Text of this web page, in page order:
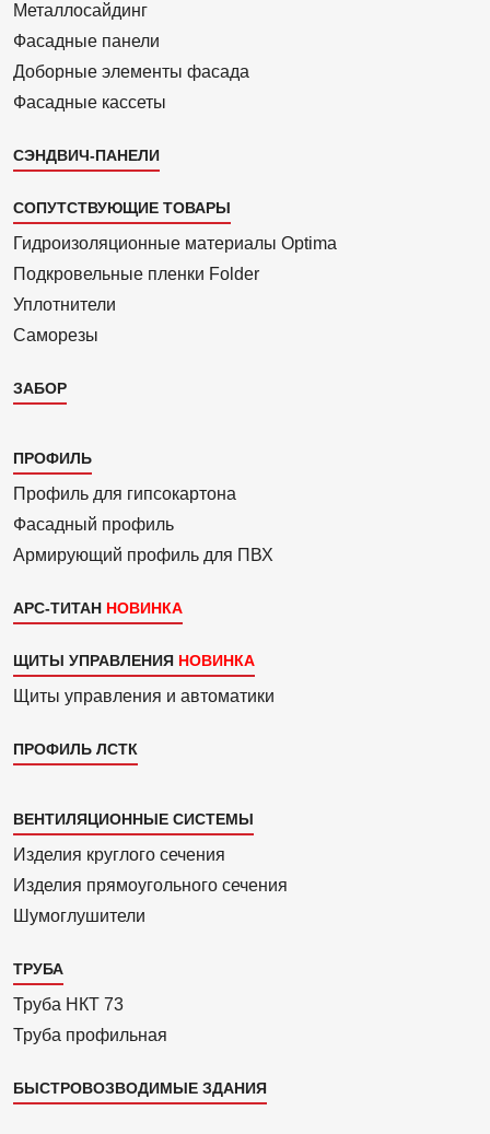
Металло­сайдинг
Фасадные панели
Доборные элементы фасада
Фасадные кассеты
СЭНДВИЧ-ПАНЕЛИ
СОПУТСТВУЮЩИЕ ТОВАРЫ
Гидроизоля­ционные материалы Optima
Подкровель­ные пленки Folder
Уплотнители
Саморезы
ЗАБОР
Каталог
3
ПРОФИЛЬ
Профиль для гипсо­картона
Фасадный профиль
Армиру­ю­щий профиль для ПВХ
АРС-ТИТАН
ЩИТЫ УПРАВЛЕНИЯ
Щиты управления и автоматики
ПРОФИЛЬ ЛСТК
Каталог
4
ВЕНТИЛЯЦИОННЫЕ СИСТЕМЫ
Изделия круглого сечения
Изделия прямоуголь­ного сечения
Шумоглушители
ТРУБА
Труба НКТ 73
Труба профильная
БЫСТРОВОЗВОДИМЫЕ ЗДАНИЯ